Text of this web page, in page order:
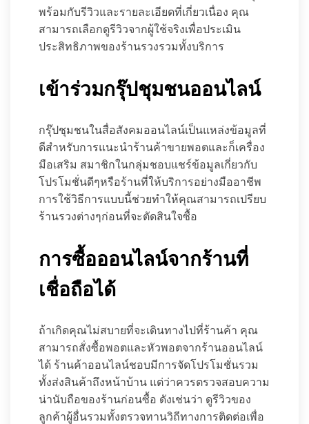
พร้อมกับรีวิวและรายละเอียดที่เกี่ยวเนื่อง คุณ
สามารถเลือกดูรีวิวจากผู้ใช้จริงเพื่อประเมิน
ประสิทธิภาพของร้านรวงรวมทั้งบริการ
เข้าร่วมกรุ๊ปชุมชนออนไลน์
กรุ๊ปชุมชนในสื่อสังคมออนไลน์เป็นแหล่งข้อมูลที่
ดีสำหรับการแนะนำร้านค้าขายพอตและก็เครื่อง
มือเสริม สมาชิกในกลุ่มชอบแชร์ข้อมูลเกี่ยวกับ
โปรโมชั่นดีๆหรือร้านที่ให้บริการอย่างมืออาชีพ
การใช้วิธีการแบบนี้ช่วยทำให้คุณสามารถเปรียบ
ร้านรวงต่างๆก่อนที่จะตัดสินใจซื้อ
การซื้อออนไลน์จากร้านที่
เชื่อถือได้
ถ้าเกิดคุณไม่สบายที่จะเดินทางไปที่ร้านค้า คุณ
สามารถสั่งซื้อพอตและหัวพอตจากร้านออนไลน์
ได้ ร้านค้าออนไลน์ชอบมีการจัดโปรโมชั่นรวม
ทั้งส่งสินค้าถึงหน้าบ้าน แต่ว่าควรตรวจสอบความ
น่านับถือของร้านก่อนซื้อ ดังเช่นว่า ดูรีวิวของ
ลูกค้าผู้อื่นรวมทั้งตรวจทานวิถีทางการติดต่อเพื่อ